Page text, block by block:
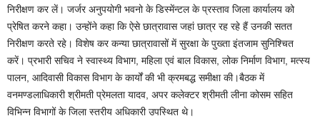
निरीक्षण कर लें। जर्जर अनुपयोगी भवनो के डिस्मेंन्टल के प्रस्ताव जिला कार्यालय को
प्रेषित करने कहा। उन्होंने कहा कि ऐसे छात्रावास जहां छात्र रह रहे हैं उनकी सतत
निरीक्षण करते रहे। विशेष कर कन्या छात्रावासों में सुरक्षा के पुख्ता इंतजाम सुनिश्चित
करें। प्रभारी सचिव ने स्वास्थ्य विभाग, महिला एवं बाल विकास, लोक निर्माण विभाग, मत्स्य
पालन, आदिवासी विकास विभाग के कार्यों की भी क्रमबद्ध समीक्षा की।बैठक में
वनमण्डलाधिकारी श्रीमती प्रेमलता यादव, अपर कलेक्टर श्रीमती लीना कोसम सहित
विभिन्न विभागों के जिला स्तरीय अधिकारी उपस्थित थे।